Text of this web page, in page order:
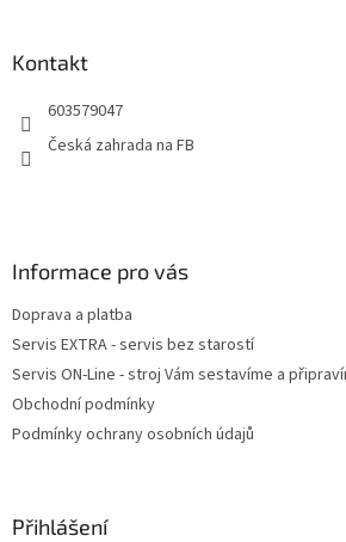
Kontakt
603579047
Česká zahrada na FB
Informace pro vás
Doprava a platba
Servis EXTRA - servis bez starostí
Servis ON-Line - stroj Vám sestavíme a
Obchodní podmínky
Podmínky ochrany osobních údajů
Přihlášení